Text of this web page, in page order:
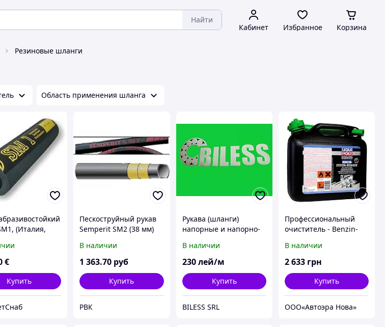
Найти
Кабинет Избранное Корзина
Резиновые шланги
Область применения шланга
(Италия,
€
Купить
Пескоструйный рукав
Semperit SM2 (38 мм)
В наличии
1 363.70 руб
Купить
РВК
Рукава (шланги)
напорные и напорно-
В наличии
230 лей/м
Купить
BILESS SRL
Профессиональный
очиститель - Benzin-
Reiniger 5 л.
В наличии
2 633 грн
Купить
ООО«Автоэра Нова»